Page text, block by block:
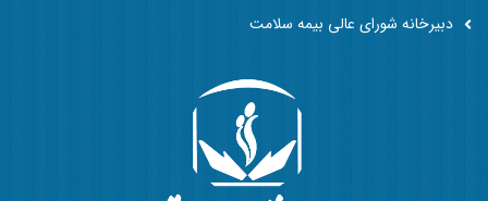
دبیرخانه شورای عالی بیمه سلامت